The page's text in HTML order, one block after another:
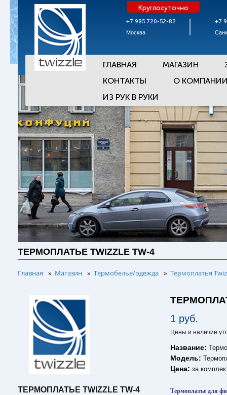
+7 985 720-52-82
Москва
Круглосуточно
+7
ГЛАВНАЯ МАГАЗИН
КОНТАКТЫ
О
ИЗ РУК В РУКИ
ТЕРМОПЛАТЬЕ TWIZZLE TW-4
Главная » Магазин » Термобелье/одежда » Термоплатья
ТЕРМОПЛАТЬЕ TWIZZLE TW-4
1 руб.
Цены и наличие
Название:
Модель:
Цена:за
Термоплатье для